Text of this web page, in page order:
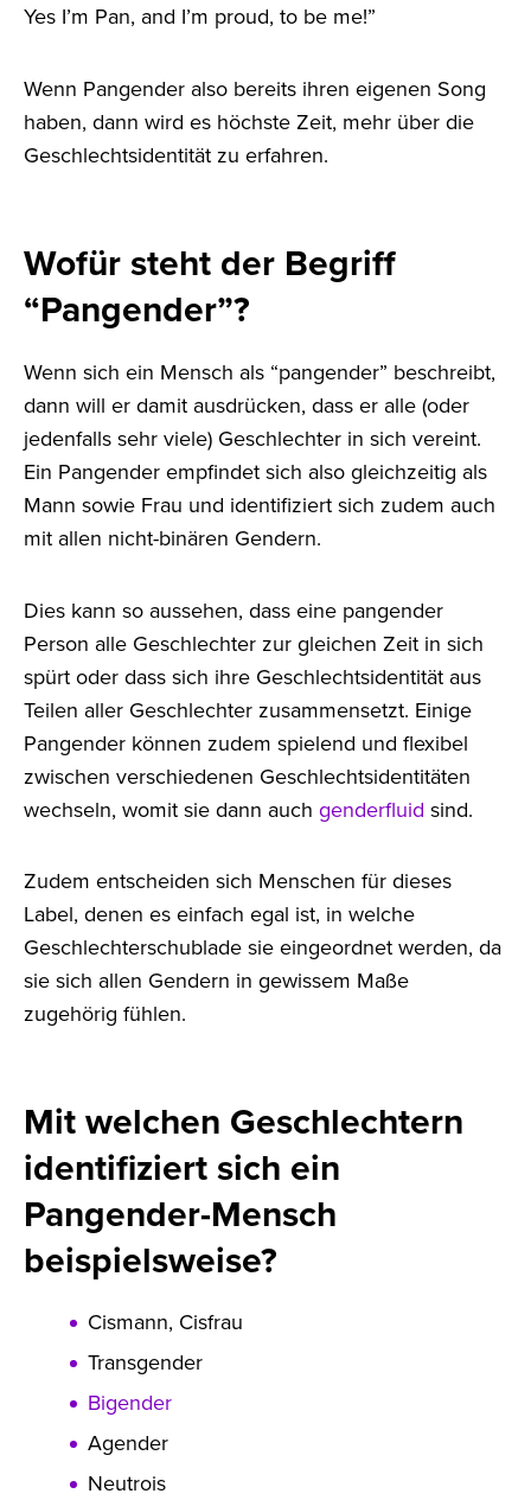
Yes I’m Pan, and I’m proud, to be me!”
Wenn Pangender also bereits ihren eigenen Song
haben, dann wird es höchste Zeit, mehr über die
Geschlechtsidentität zu erfahren.
Wofür steht der Begriff
“Pangender”?
Wenn sich ein Mensch als “pangender” beschreibt,
dann will er damit ausdrücken, dass er alle (oder
jedenfalls sehr viele) Geschlechter in sich vereint.
Ein Pangender empfindet sich also gleichzeitig als
Mann sowie Frau und identifiziert sich zudem auch
mit allen nicht-binären Gendern.
Dies kann so aussehen, dass eine pangender
Person alle Geschlechter zur gleichen Zeit in sich
spürt oder dass sich ihre Geschlechtsidentität aus
Teilen aller Geschlechter zusammensetzt. Einige
Pangender können zudem spielend und flexibel
zwischen verschiedenen Geschlechtsidentitäten
wechseln, womit sie dann auch genderfluid sind.
Zudem entscheiden sich Menschen für dieses
Label, denen es einfach egal ist, in welche
Geschlechterschublade sie eingeordnet werden, da
sie sich allen Gendern in gewissem Maße
zugehörig fühlen.
Mit welchen Geschlechtern
identifiziert sich ein
Pangender-Mensch
beispielsweise?
Cismann, Cisfrau
Transgender
Bigender
Agender
Neutrois